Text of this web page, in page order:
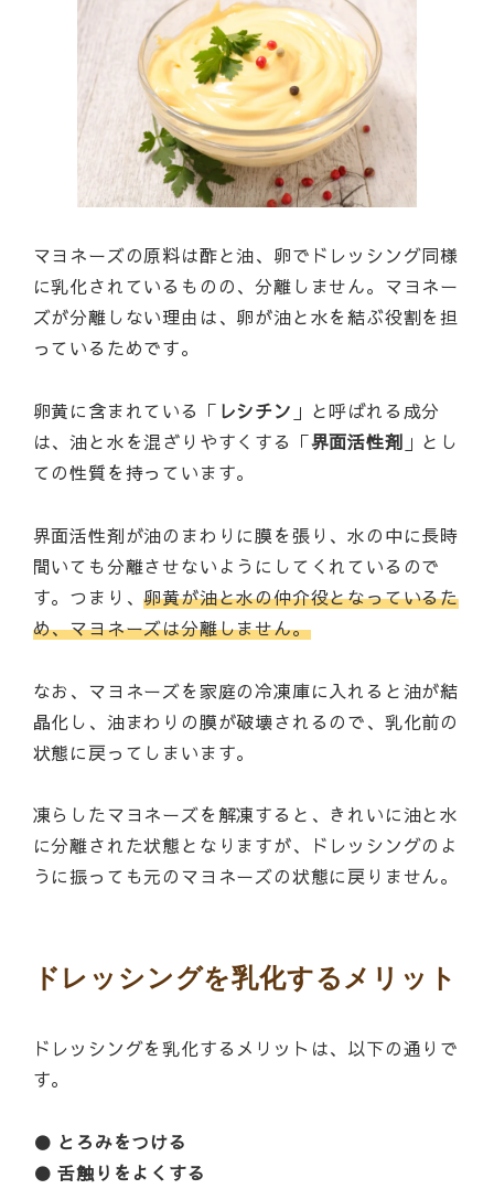
マヨネーズの原料は酢と油、卵でドレッシング同様
に乳化されているものの、分離しません。マヨネー
ズが分離しない理由は、卵が油と水を結ぶ役割を担
っているためです。
卵黄に含まれている「 レシチン 」と呼ばれる成分
は、油と水を混ざりやすくする「界面活性剤 」とし
ての性質を持っています。
界面活性剤が油のまわりに膜を張り、水の中に長時
間いても分離させないようにしてくれているので
す。つまり、卵黄が油と水の仲介役となっているた
め、マヨネーズは分離しません。
なお、マヨネーズを家庭の冷凍庫に入れると油が結
晶化し、油まわりの膜が破壊されるので、乳化前の
状態に戻ってしまいます。
凍らしたマヨネーズを解凍すると、きれいに油と水
に分離された状態となりますが、ドレッシングのよ
うに振っても元のマヨネーズの状態に戻りません。
ドレッシングを乳化するメリット
ドレッシングを乳化するメリットは、以下の通りで
す。
● とろみをつける
● 舌触りをよくする